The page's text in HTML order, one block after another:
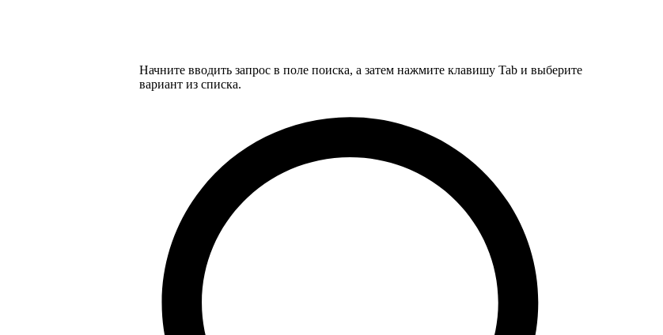
Начните вводить запрос в поле поиска, а затем нажмите клавишу Tab и выберите
вариант из списка.